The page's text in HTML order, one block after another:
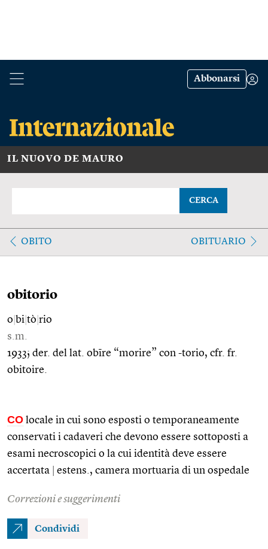
Abbonarsi
IL NUOVO DE MAURO
CERCA
OBITO OBITUARIO
obitorio
o bi tò rio
s.m.
1933; der. del lat. obīre “morire” con -torio, cfr. fr.
obitoire.
CO locale in cui sono esposti o temporaneamente
conservati i cadaveri che devono essere sottoposti a
esami necroscopici o la cui identità deve essere
accertata
estens., camera mortuaria di un ospedale
Correzioni e suggerimenti
Condividi